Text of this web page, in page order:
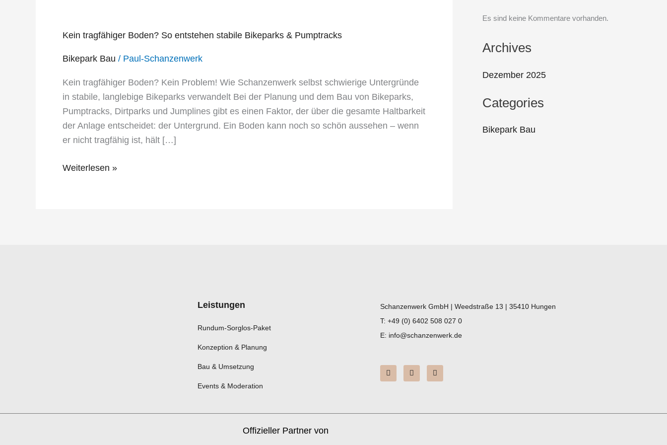
Kein tragfähiger Boden? So entstehen stabile Bikeparks & Pumptracks
Bikepark Bau / Paul-Schanzenwerk
Kein tragfähiger Boden? Kein Problem! Wie Schanzenwerk selbst schwierige Untergründe
in stabile, langlebige Bikeparks verwandelt Bei der Planung und dem Bau von Bikeparks,
Pumptracks, Dirtparks und Jumplines gibt es einen Faktor, der über die gesamte Haltbarkeit
der Anlage entscheidet: der Untergrund. Ein Boden kann noch so schön aussehen – wenn
er nicht tragfähig ist, hält […]
entstehen
Bikeparks
&
Pumptracks
Weiterlesen »
Es sind keine Kommentare vorhanden.
Archives
Dezember 2025
Categories
Bikepark Bau
Leistungen
Rundum-Sorglos-Paket
Konzeption & Planung
Bau & Umsetzung
Events & Moderation
Schanzenwerk GmbH | Weedstraße 13 | 35410 Hungen
T: ‎+49 (0) 6402 508 027 0
E: info@schanzenwerk.de
I
n
s
r
Y
o
u
e
L
i
n
i
Offizieller Partner von